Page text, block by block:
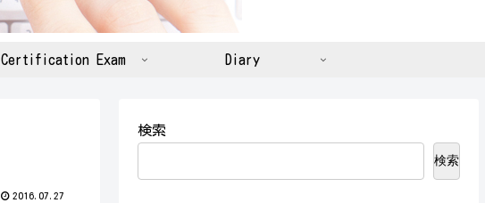
Certification Exam Diary
2016.07.27
検索
検索